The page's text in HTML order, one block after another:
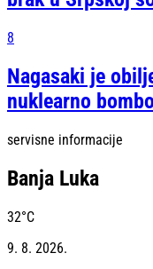
8
Nagasaki je
nuklearno
servisne informacije
Banja Luka
32°C
9. 8. 2026.